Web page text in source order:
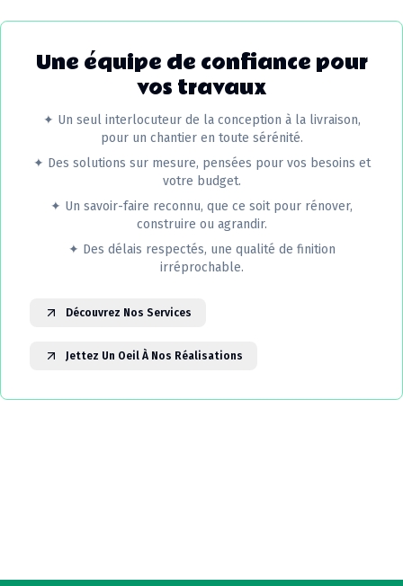
Une équipe de confiance pour
vos travaux
✦ Un seul interlocuteur de la conception à la livraison,
pour un chantier en toute sérénité.
✦ Des solutions sur mesure, pensées pour vos besoins et
votre budget.
✦ Un savoir-faire reconnu, que ce soit pour rénover,
construire ou agrandir.
✦ Des délais respectés, une qualité de finition
irréprochable.
Découvrez Nos Services
Jettez Un Oeil À Nos Réalisations